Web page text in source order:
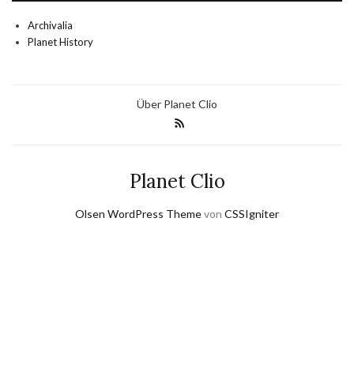
Archivalia
Planet History
Über Planet Clio
Planet Clio
Olsen WordPress Themevon CSSIgniter